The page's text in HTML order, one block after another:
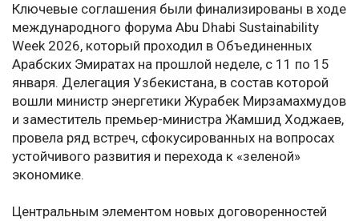
Ключевые соглашения были финализированы в ходе
международного форума Abu Dhabi Sustainability
Week 2026, который проходил в Объединенных
Арабских Эмиратах на прошлой неделе, с 11 по 15
января. Делегация Узбекистана, в состав которой
вошли министр энергетики Журабек Мирзамахмудов
и заместитель премьер-министра Жамшид Ходжаев,
провела ряд встреч, сфокусированных на вопросах
устойчивого развития и перехода к «зеленой»
экономике.
Центральным элементом новых договоренностей